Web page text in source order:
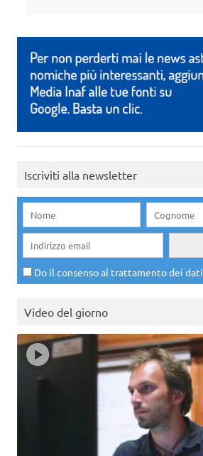
Iscriviti alla newsletter
Do il consenso al trattamento dei dati
Video del giorno